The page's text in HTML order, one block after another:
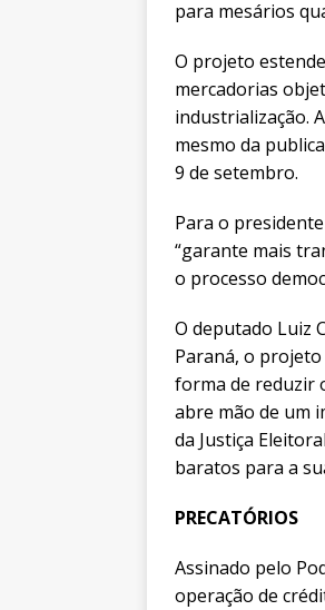
para mesários
O projeto
mercadorias
industrialização.
mesmo da
9 de setembro.
Para o
“garante mais
o processo
O deputado Luiz
Paraná, o projeto
forma de reduzir
abre mão de um
da Justiça
baratos para a
PRECATÓRIOS
Assinado pelo
operação de